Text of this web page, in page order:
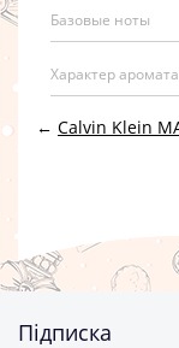
Базовые ноты
Характер аромата
← Calvin Klein
Підписка